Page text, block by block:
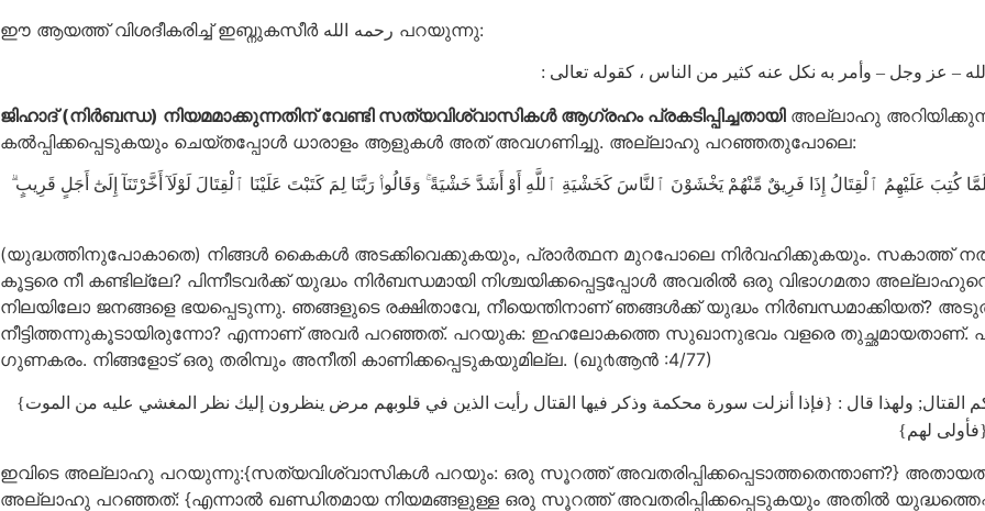
ഈ ആയത്ത് വിശദീകരിച്ച് ഇബ്നുകസീര്‍ رحمه الله പറയുന്നു:
– عز وجل – وأمر به نكل عنه كثير من الناس ، كقوله تعالى :
ജിഹാദ് (നിര്‍ബന്ധ) നിയമമാക്കുന്നതിന് വേണ്ടി സത്യവിശ്വാസികൾ ആഗ്രഹം പ്രകടിപ്പിച്ചതായിഅല്ലാഹു
കല്‍പ്പിക്കപ്പെടുകയും ചെയ്തപ്പോൾ ധാരാളം ആളുകൾ അത് അവഗണിച്ചു. അല്ലാഹു പറഞ്ഞതുപോലെ:
كُتِبَ عَلَيْهِمُ ٱلْقِتَالُ إِذَا فَرِيقٌ مِّنْهُمْ يَخْشَوْنَ ٱلنَّاسَ كَخَشْيَةِ ٱللَّهِ أَوْ أَشَدَّ خَشْيَةً ۚ وَقَالُوا۟ رَبَّنَا لِمَ كَتَبْتَ عَلَيْنَا ٱلْقِتَالَ لَوْلَآ أَخَّرْتَنَآ إِلَىٰٓ أَجَلٍ قَرِيبٍ
(യുദ്ധത്തിനുപോകാതെ) നിങ്ങള്‍ കൈകള്‍ അടക്കിവെക്കുകയും, പ്രാര്‍ത്ഥന മുറപോലെ നിര്‍വഹിക്കുകയും. സകാത്ത്
കൂട്ടരെ നീ കണ്ടില്ലേ? പിന്നീടവര്‍ക്ക് യുദ്ധം നിര്‍ബന്ധമായി നിശ്ചയിക്കപ്പെട്ടപ്പോള്‍ അവരില്‍ ഒരു വിഭാഗമതാ
നിലയിലോ ജനങ്ങളെ ഭയപ്പെടുന്നു. ഞങ്ങളുടെ രക്ഷിതാവേ, നീയെന്തിനാണ് ഞങ്ങള്‍ക്ക് യുദ്ധം നിര്‍ബന്ധമാക്കിയത്‌?
നീട്ടിത്തന്നുകൂടായിരുന്നോ? എന്നാണ് അവര്‍ പറഞ്ഞത്‌. പറയുക: ഇഹലോകത്തെ സുഖാനുഭവം വളരെ തുച്ഛമായതാണ്‌.
ഗുണകരം. നിങ്ങളോട് ഒരു തരിമ്പും അനീതി കാണിക്കപ്പെടുകയുമില്ല. (ഖു൪ആന്‍ :4/77)
القتال; ولهذا قال : {فإذا أنزلت سورة محكمة وذكر فيها القتال رأيت الذين في قلوبهم مرض ينظرون إليك نظر المغشي عليه من الموت}
لهم}
ഇവിടെ അല്ലാഹു പറയുന്നു:{സത്യവിശ്വാസികള്‍ പറയും: ഒരു സൂറത്ത് അവതരിപ്പിക്കപ്പെടാത്തതെന്താണ്‌?}
അല്ലാഹു പറഞ്ഞത്: {എന്നാല്‍ ഖണ്ഡിതമായ നിയമങ്ങളുള്ള ഒരു സൂറത്ത് അവതരിപ്പിക്കപ്പെടുകയും അതില്‍